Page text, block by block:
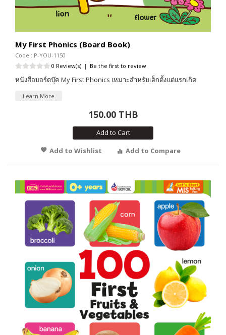
My First Phonics (Board Book)
Code : P-YOU-1150
0 Review(s) | Be the first to review
หนังสือบอร์ดบุ๊ค My First Phonics เหมาะสำหรับเด็กตั้งแต่แรกเกิด
Learn More
150.00 THB
Add to Cart
Add to Wishlist
Add to Compare